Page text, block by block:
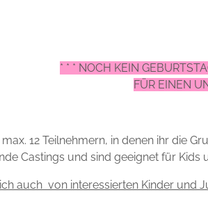
* * * NOCH KEIN
FÜR EINEN
12 Teilnehmern, in denen ihr die
Castings und sind geeignet für
auch von interessierten Kinder und